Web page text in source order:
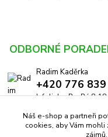
ODBORNÉ
Radim Kaděrka
+420 776
Infolinka: Po-Pá 8-
info@pricniky.cz
Náš e-shop a partneři
cookies, aby Vám mohli